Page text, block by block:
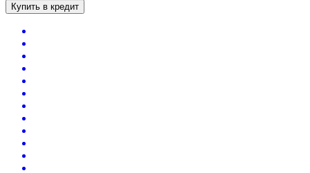
Купить в кредит